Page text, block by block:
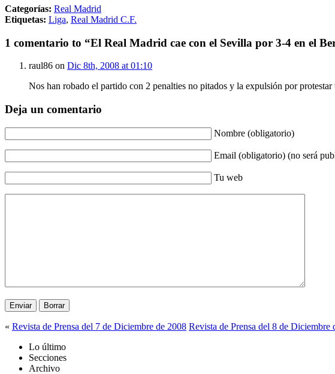
Categorías: Real Madrid
Etiquetas: Liga, Real Madrid C.F.
1 comentario to “El Real Madrid cae con el Sevilla por 3-4 en el
raul86 on Dic 8th, 2008 at 01:10
Nos han robado el partido con 2 penalties no pitados y la expulsión por
Deja un comentario
Nombre (obligatorio)
Email (obligatorio) (no será
Tu web
« Revista de Prensa del 7 de Diciembre de 2008 Revista de Prensa del 8 de Diciembre
Lo último
Secciones
Archivo